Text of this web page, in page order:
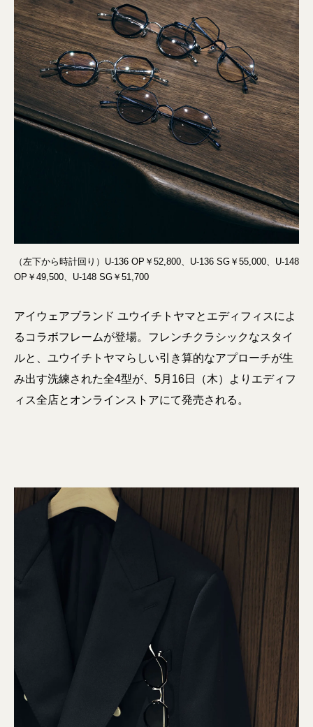
（左下から時計回り）U-136 OP￥52,800、U-136 SG￥55,000、U-148
OP￥49,500、U-148 SG￥51,700
アイウェアブランド ユウイチトヤマとエディフィスによ
るコラボフレームが登場。フレンチクラシックなスタイ
ルと、ユウイチトヤマらしい引き算的なアプローチが生
み出す洗練された全4型が、5月16日（木）よりエディフ
ィス全店とオンラインストアにて発売される。